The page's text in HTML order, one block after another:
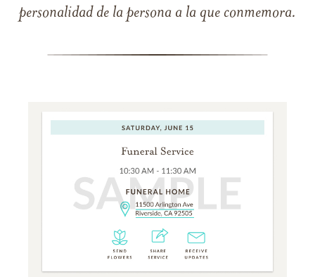
personalidad de la persona a la que conmemora.